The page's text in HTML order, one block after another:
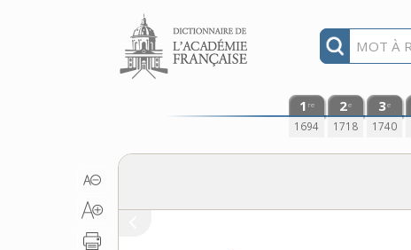
Aller au contenu
1 re
1694
2e
1718
3e
1740